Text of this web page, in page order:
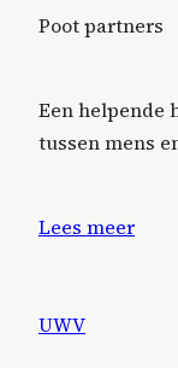
Poot partners
Een helpende
tussen mens
Lees meer
UWV